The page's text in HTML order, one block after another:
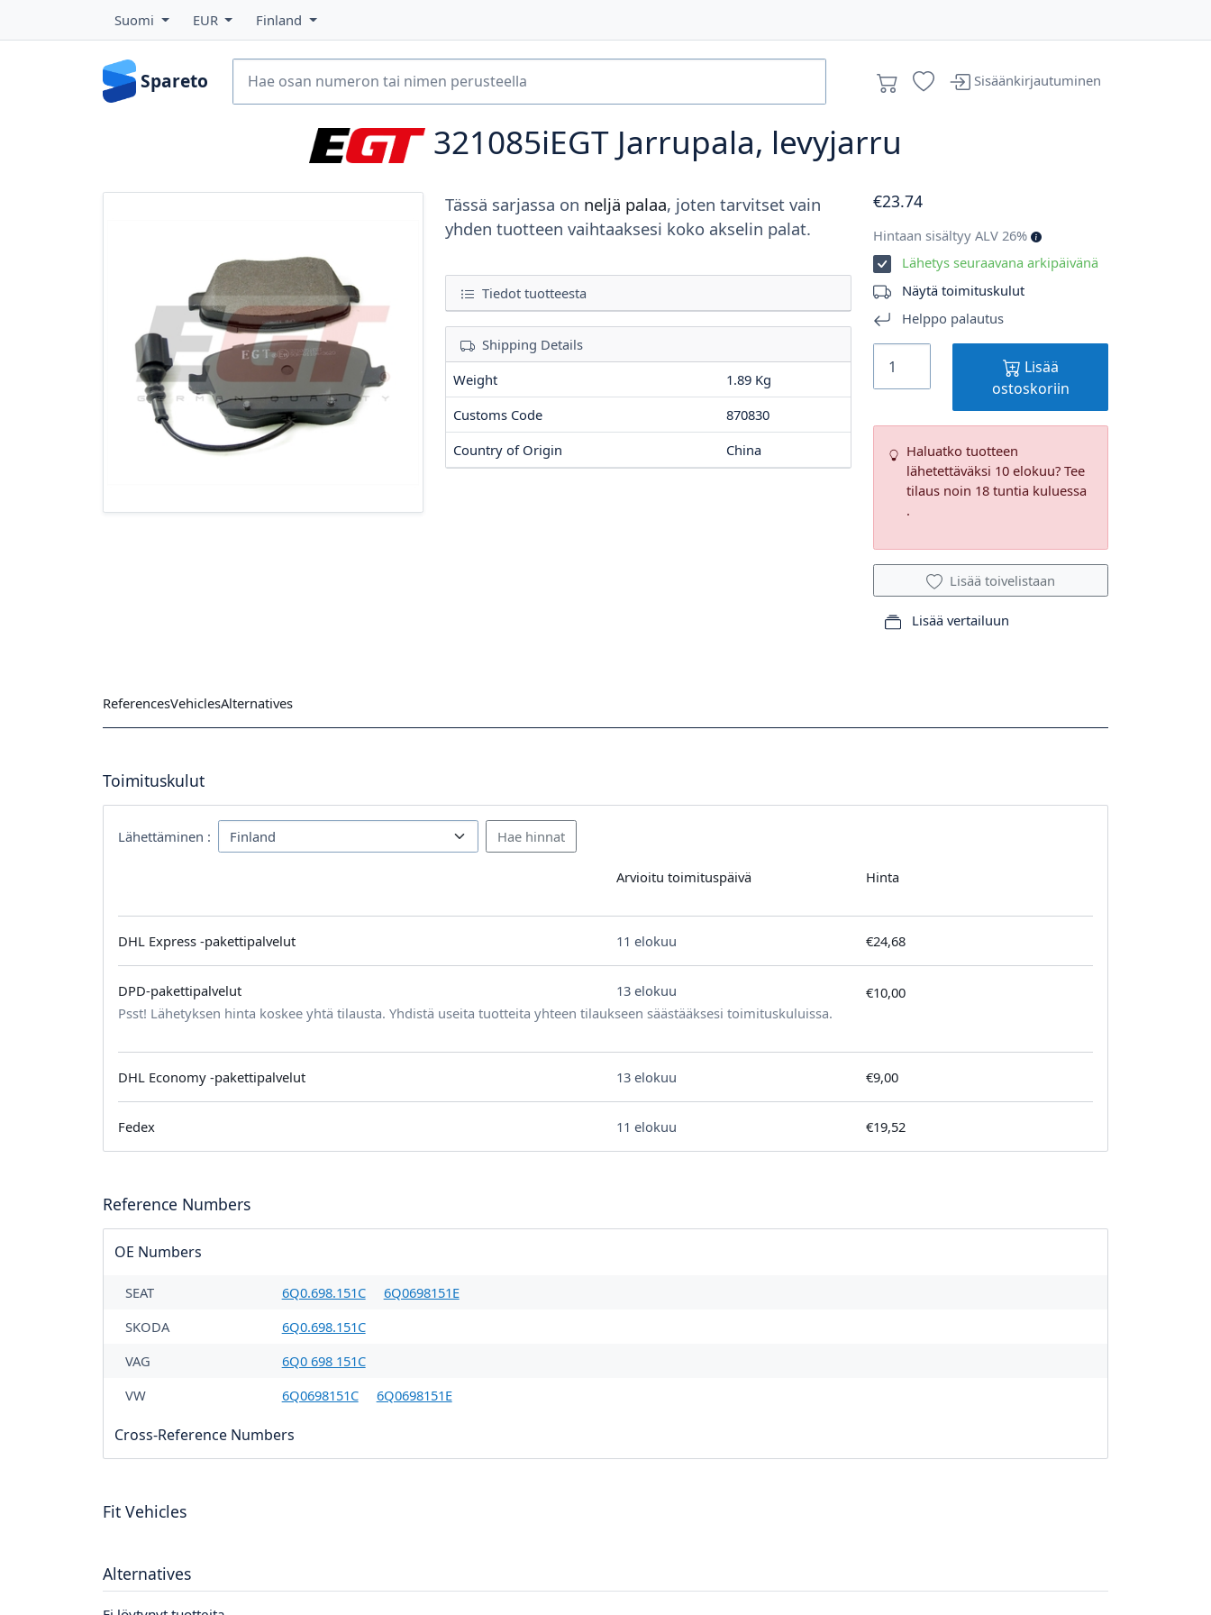
Suomi EUR Finland
Spareto Sisäänkirjautuminen
321085iEGT Jarrupala, levyjarru
Tässä sarjassa on neljä palaa, joten tarvitset vain
yhden tuotteen vaihtaaksesi koko akselin palat.
Tiedot tuotteesta
Shipping Details
Weight
1.89 Kg
Customs Code
870830
Country of Origin
China
€23.74
Hintaan sisältyy ALV 26%
Lähetys seuraavana arkipäivänä
Näytä toimituskulut
Helppo palautus
Lisää
ostoskoriin
Haluatko tuotteen
lähetettäväksi 10 elokuu? Tee
tilaus noin 18 tuntia kuluessa
.
Lisää toivelistaan
Lisää vertailuun
ReferencesVehiclesAlternatives
Toimituskulut
Lähettäminen :
Arvioitu toimituspäivä Hinta
DHL Express -pakettipalvelut 11 elokuu €24,68
DPD-pakettipalvelut 13 elokuu €10,00
Psst! Lähetyksen hinta koskee yhtä tilausta. Yhdistä useita tuotteita yhteen tilaukseen säästääksesi toimituskuluissa.
DHL Economy -pakettipalvelut 13 elokuu €9,00
Fedex 11 elokuu €19,52
Reference Numbers
OE Numbers
SEAT 6Q0.698.151C
6Q0698151E
SKODA
6Q0.698.151C
VAG
6Q0 698 151C
VW
6Q0698151C 6Q0698151E
Cross-Reference Numbers
Fit Vehicles
Alternatives